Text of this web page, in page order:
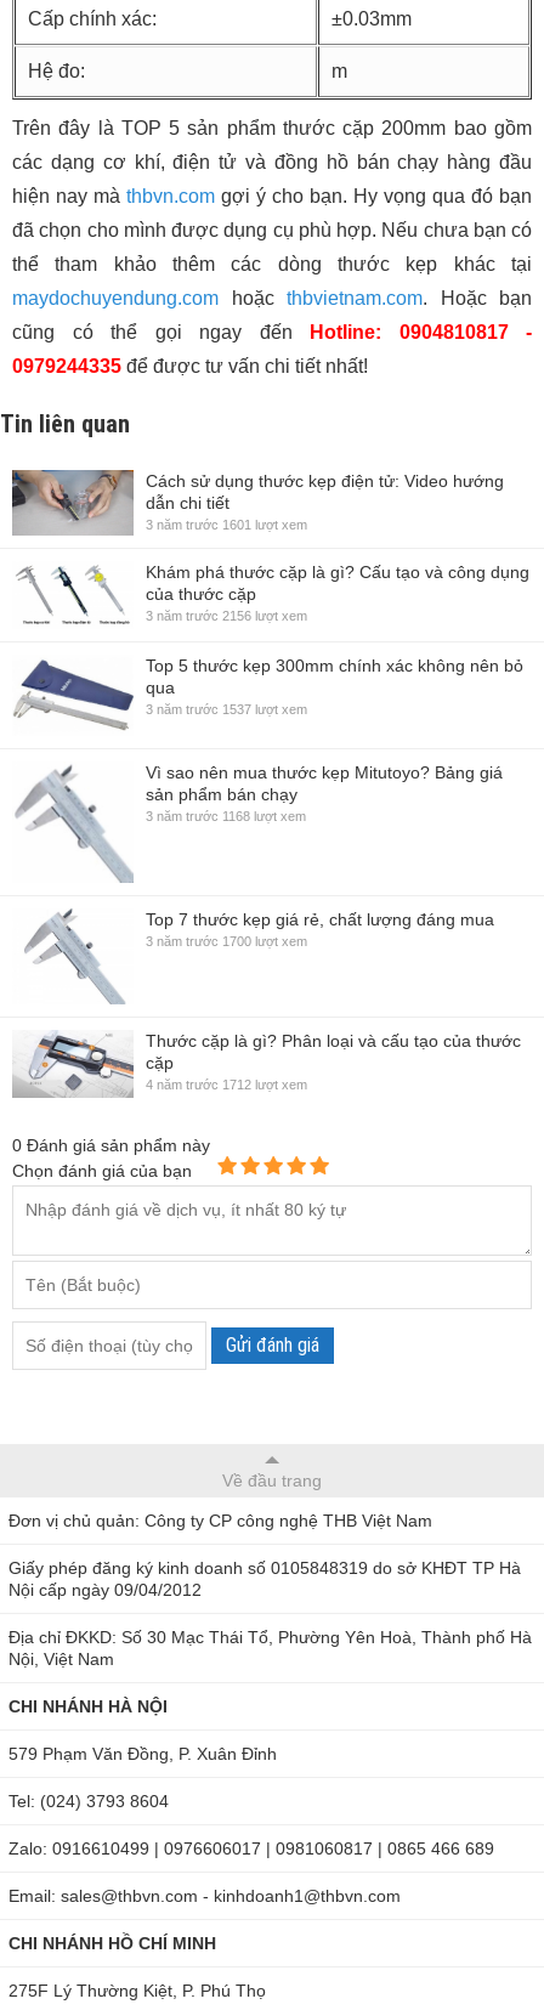
Cấp chính xác: ±0.03mm
Hệ đo: m
Trên đây là TOP 5 sản phẩm thước cặp 200mm bao gồm
các dạng cơ khí, điện tử và đồng hồ bán chạy hàng đầu
hiện nay mà thbvn.com gợi ý cho bạn. Hy vọng qua đó bạn
đã chọn cho mình được dụng cụ phù hợp. Nếu chưa bạn có
thể tham khảo thêm các dòng thước kẹp khác tại
maydochuyendung.com hoặc thbvietnam.com. Hoặc bạn
cũng có thể gọi ngay đến
Hotline: 0904810817 -
0979244335 để được tư vấn chi tiết nhất!
Tin liên quan
Cách sử dụng thước kẹp điện tử: Video hướng
dẫn chi tiết
3 năm trước 1601 lượt xem
Khám phá thước cặp là gì? Cấu tạo và công dụng
của thước cặp
3 năm trước 2156 lượt xem
Top 5 thước kẹp 300mm chính xác không nên bỏ
qua
3 năm trước 1537 lượt xem
Vì sao nên mua thước kẹp Mitutoyo? Bảng giá
sản phẩm bán chạy
3 năm trước 1168 lượt xem
Top 7 thước kẹp giá rẻ, chất lượng đáng mua
3 năm trước 1700 lượt xem
Thước cặp là gì? Phân loại và cấu tạo của thước
cặp
4 năm trước 1712 lượt xem
0 Đánh giá sản phẩm này
Chọn đánh giá của bạn
Gửi đánh giá
Về đầu trang
Đơn vị chủ quản: Công ty CP công nghệ THB Việt Nam
Giấy phép đăng ký kinh doanh số 0105848319 do sở KHĐT TP Hà
Nội cấp ngày 09/04/2012
Địa chỉ ĐKKD: Số 30 Mạc Thái Tổ, Phường Yên Hoà, Thành phố Hà
Nội, Việt Nam
CHI NHÁNH HÀ NỘI
579 Phạm Văn Đồng, P. Xuân Đỉnh
Tel: (024) 3793 8604
Zalo: 0916610499 | 0976606017 | 0981060817 | 0865 466 689
Email: sales@thbvn.com - kinhdoanh1@thbvn.com
CHI NHÁNH HỒ CHÍ MINH
275F Lý Thường Kiệt, P. Phú Thọ